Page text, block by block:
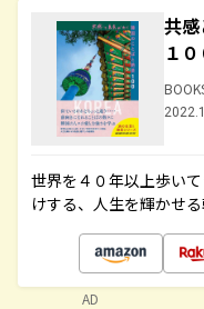
共
１０
世界を４０年以上歩い
けする、人生を輝かせ
AD